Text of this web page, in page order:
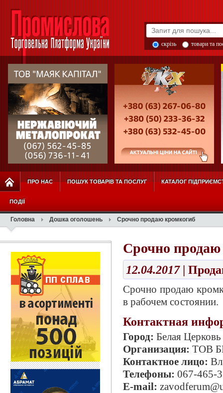
скрізь товари та
ПРО НАС ПОШУК ТОВАРІВ ТА ПОСЛУГ КАТАЛОГ
ПОДІЇ
Головна Дошка оголошень Срочно продаю кромкогиб
Срочно
12.04.2017|
Срочно продаю
в рабочем состоянии.
Контактная
Город: Белая Церковь
Организация: ТОВ
Контактное лицо:
Телефоны: 067-465-
E-mail: